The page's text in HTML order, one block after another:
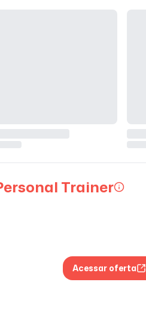
Trainer
Acessar oferta